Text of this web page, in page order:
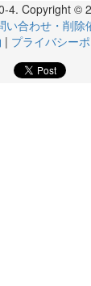
4. Copyright ©
い合わせ・削除
| プライバシー